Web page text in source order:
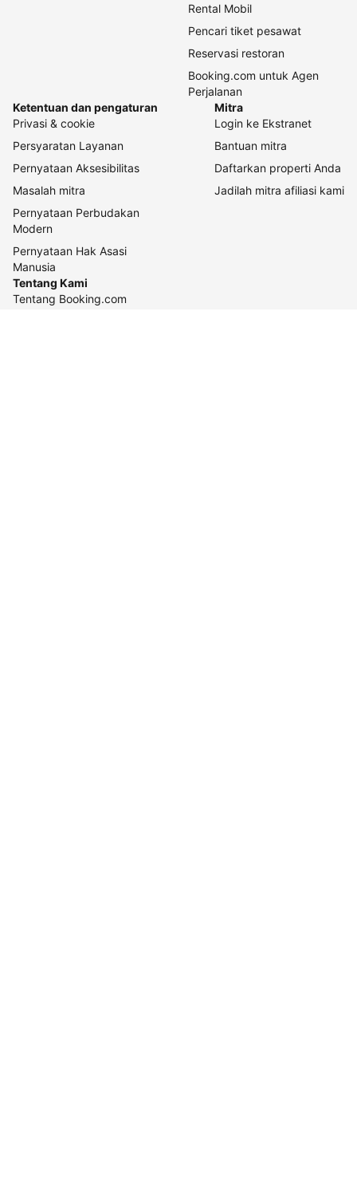
Rental Mobil
Pencari tiket pesawat
Reservasi restoran
Booking.com untuk Agen
Perjalanan
Ketentuan dan pengaturan
Privasi & cookie
Persyaratan Layanan
Pernyataan Aksesibilitas
Masalah mitra
Pernyataan Perbudakan
Modern
Pernyataan Hak Asasi
Manusia
Mitra
Login ke Ekstranet
Bantuan mitra
Daftarkan properti Anda
Jadilah mitra afiliasi kami
Tentang Kami
Tentang Booking.com